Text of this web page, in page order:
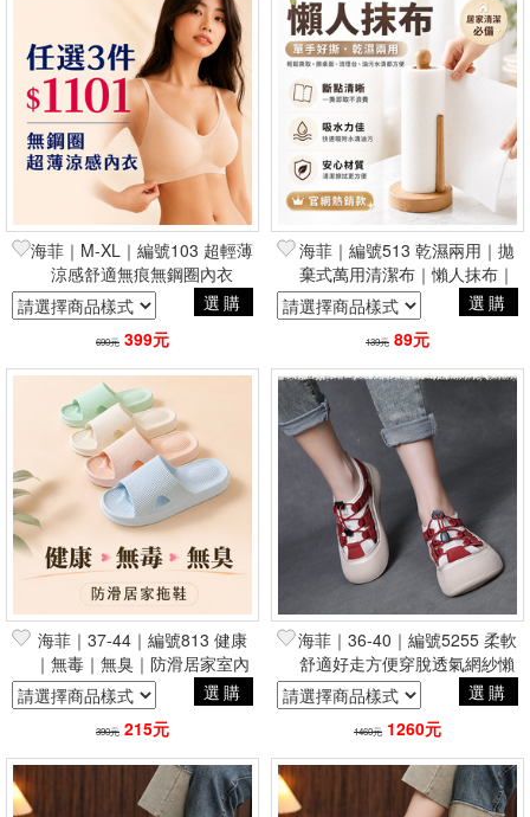
海菲｜M-XL｜編號103 超輕薄
涼感舒適無痕無鋼圈內衣
選購
690元 399元
海菲｜編號513 乾濕兩用｜拋
棄式萬用清潔布｜懶人抹布｜
居家清潔
選購
139元 89元
海菲｜37-44｜編號813 健康
｜無毒｜無臭｜防滑居家室內
拖鞋
選購
390元 215元
海菲｜36-40｜編號5255 柔軟
舒適好走方便穿脫透氣網紗懶
人鞋
選購
1460元 1260元